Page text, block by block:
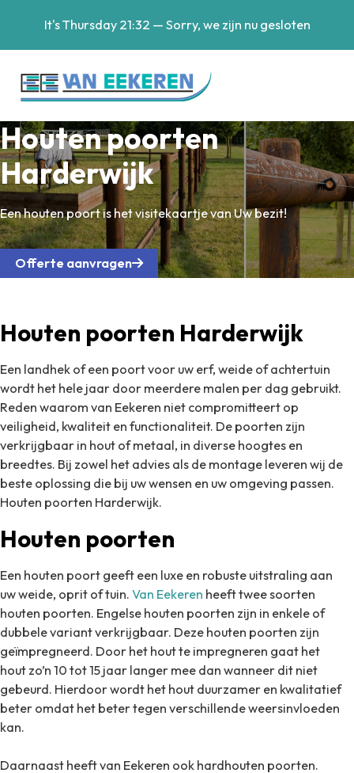
It'sThursday21:32 — Sorry, we zijn nu gesloten
Houten poorten
Harderwijk
Een houten poort is het visitekaartje van Uw bezit!
Offerte aanvragen
Houten poorten Harderwijk
Een landhek of een poort voor uw erf, weide of achtertuin
wordt het hele jaar door meerdere malen per dag gebruikt.
Reden waarom van Eekeren niet compromitteert op
veiligheid, kwaliteit en functionaliteit. De poorten zijn
verkrijgbaar in hout of metaal, in diverse hoogtes en
breedtes. Bij zowel het advies als de montage leveren wij de
beste oplossing die bij uw wensen en uw omgeving passen.
Houten poorten Harderwijk.
Houten poorten
Een houten poort geeft een luxe en robuste uitstraling aan
uw weide, oprit of tuin. Van Eekeren heeft twee soorten
houten poorten. Engelse houten poorten zijn in enkele of
dubbele variant verkrijgbaar. Deze houten poorten zijn
geïmpregneerd. Door het hout te impregneren gaat het
hout zo’n 10 tot 15 jaar langer mee dan wanneer dit niet
gebeurd. Hierdoor wordt het hout duurzamer en kwalitatief
beter omdat het beter tegen verschillende weersinvloeden
kan.
Daarnaast heeft van Eekeren ook hardhouten poorten.